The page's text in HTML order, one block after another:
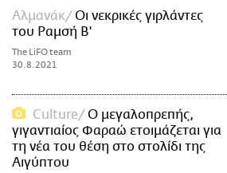
Αλμανάκ
Οι νεκρικές γιρλάντες
του Ραμσή B'
The LiFO team
30.8.2021
Culture
O μεγαλοπρεπής,
γιγαντιαίος Φαραώ ετοιμάζεται για
τη νέα του θέση στο στολίδι της
Αιγύπτου